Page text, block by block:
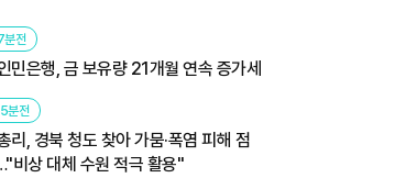
분전
민은행, 금 보유량 21개월 연속 증가세
분전
리, 경북 청도 찾아 가뭄·폭염 피해 점
비상 대체 수원 적극 활용"